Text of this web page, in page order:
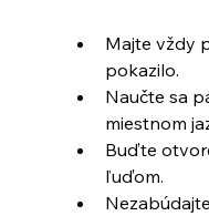
Majte vždy
pokazilo.
Naučte sa
miestnom
Buďte
ľuďom.